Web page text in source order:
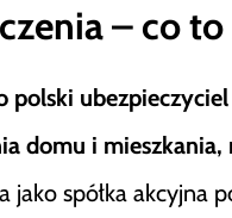
– co
polski
domu i
jako spółka akcyjna